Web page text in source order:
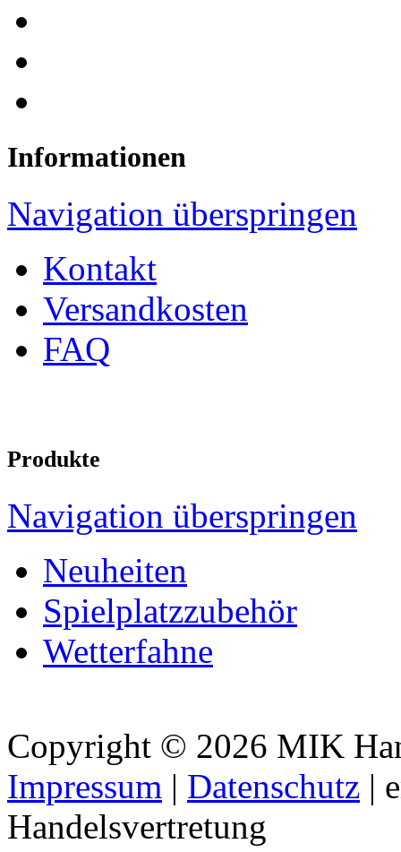
Informationen
Navigation überspringen
Kontakt
Versandkosten
FAQ
Produkte
Navigation überspringen
Neuheiten
Spielplatzzubehör
Wetterfahne
Copyright © 2026 MIK
Impressum | Datenschutz |
Handelsvertretung